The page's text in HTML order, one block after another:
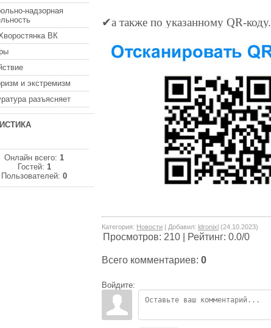
надзорная
ВК
и экстремизм
разъясняет
Онлайн всего: 1
Гостей: 1
Пользователей: 0
✔а также по указанному QR-коду.
Категория: Новости | Добавил: ldronixl (24.10.2023)
Просмотров: 210 Рейтинг: 0.0/0
Всего комментариев: 0
Войдите: